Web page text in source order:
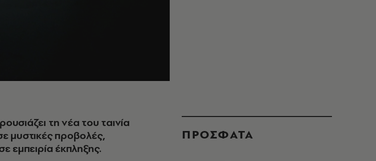
τη νέα του ταινία
μυστικές προβολές,
εμπειρία έκπληξης.
ΠΡΟΣΦΑΤΑ